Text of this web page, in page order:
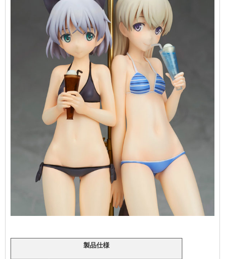
製品仕様